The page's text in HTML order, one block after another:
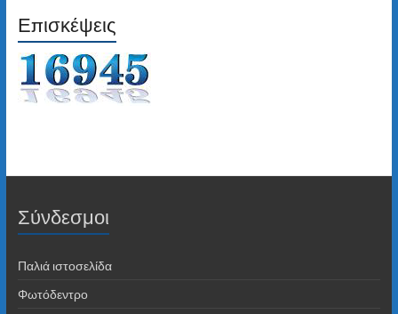
Επισκέψεις
Σύνδεσμοι
Παλιά ιστοσελίδα
Φωτόδεντρο